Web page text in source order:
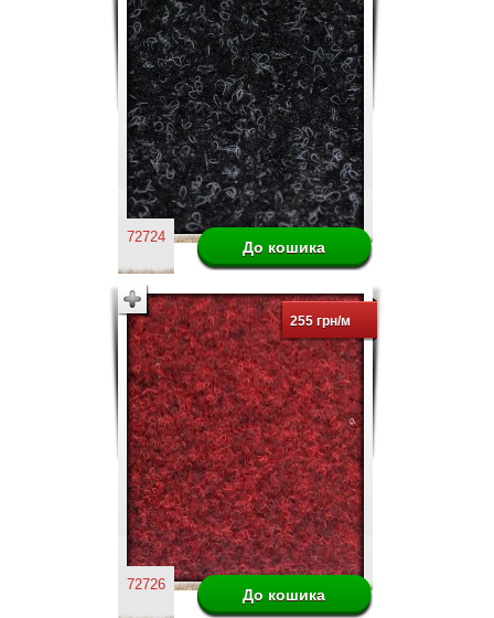
72724
255 грн/м
72726